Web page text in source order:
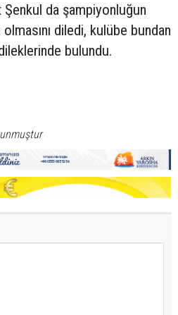
Şenkul da şampiyonluğun
olmasını diledi, kulübe bundan
bulundu.